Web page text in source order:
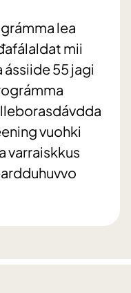
lea
mii
55 jagi
vuohki
varraiskkus